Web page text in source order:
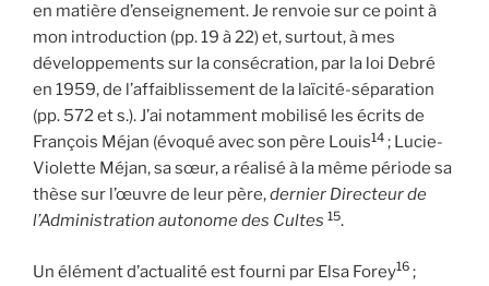
en matière d’enseignement. Je renvoie sur ce point à
mon introduction (pp. 19 à 22) et, surtout, à mes
développements sur la consécration, par la loi Debré
en 1959, de l’affaiblissement de la laïcité-séparation
(pp. 572 et s.). J’ai notamment mobilisé les écrits de
François Méjan (évoqué avec son père Louis14 ; Lucie-
Violette Méjan, sa sœur, a réalisé à la même période sa
thèse sur l’œuvre de leur père,dernier Directeur de
l’Administration autonome des Cultes 15.
Un élément d’actualité est fourni par Elsa Forey16 ;